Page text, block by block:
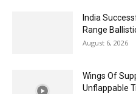
India
Range
August 6, 2026
Wings Of
Unflappable